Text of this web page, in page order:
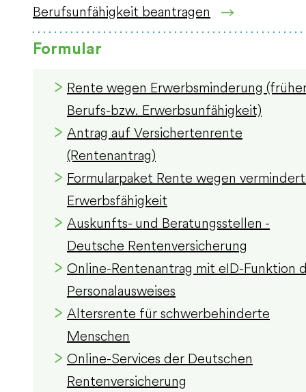
Berufsunfähigkeit beantragen
Formular
Rente wegen Erwerbsminderung
Berufs-bzw. Erwerbsunfähigkeit)
Antrag auf Versichertenrente
(Rentenantrag)
Formularpaket Rente wegen
Erwerbsfähigkeit
Auskunfts- und Beratungsstellen -
Deutsche Rentenversicherung
Online-Rentenantrag mit eID-Funktion
Personalausweises
Altersrente für schwerbehinderte
Menschen
Online-Services der Deutschen
Rentenversicherung